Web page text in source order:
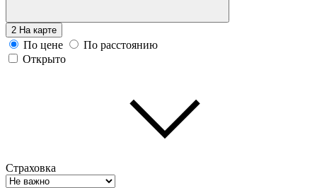
2 На карте
По цене
По расстоянию
Открыто
Страховка